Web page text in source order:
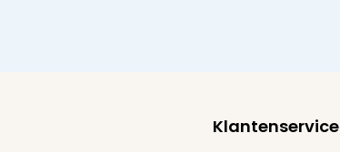
Klantenservice